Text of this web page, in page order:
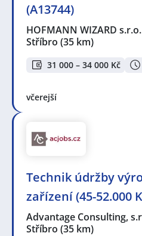
(A13744)
HOFMANN WIZARD s.r.o.
Stříbro (35 km)
31 000 – 34 000 Kč
včerejší
Technik údržby
zařízení (45-52.000
Advantage Consulting,
Stříbro (35 km)